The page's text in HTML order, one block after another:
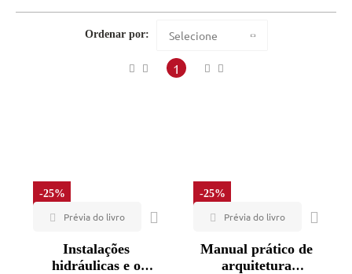
Blucher
Veja todas as opçõesOrdenar por: Selecione
Maior preço
1
-25%
Instalações
hidráulicas e o
-25%
Manual prático de
arquitetura